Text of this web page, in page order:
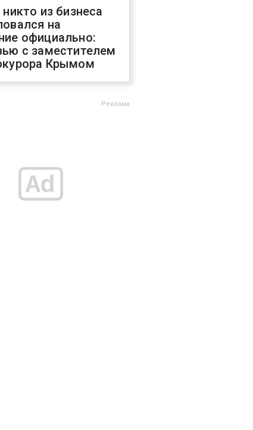
из бизнеса
на
официально:
с заместителем
Крымом